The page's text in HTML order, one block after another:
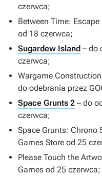
czerwca;
Between Time: Escape
od 18 czerwca;
Sugardew Island – do
czerwca;
Wargame
do odebrania przez
Space Grunts 2 – do
czerwca;
Space Grunts: Chrono
Games Store od 25
Please Touch the
Games od 25 czerwca;